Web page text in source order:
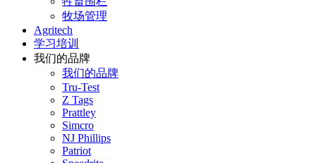
牧场管理
Agritech
学习培训
我们的品牌
我们的品牌
Tru-Test
Z Tags
Prattley
Simcro
NJ Phillips
Patriot